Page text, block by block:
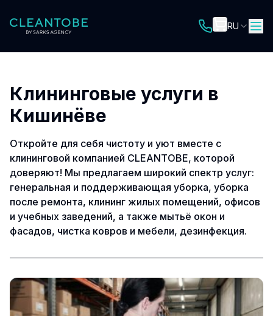
RU
Клининговые услуги в
Кишинёве
Откройте для себя чистоту и уют вместе с
клининговой компанией CLEANTOBE, которой
доверяют! Мы предлагаем широкий спектр услуг:
генеральная и поддерживающая уборка, уборка
после ремонта, клининг жилых помещений, офисов
и учебных заведений, а также мытьё окон и
фасадов, чистка ковров и мебели, дезинфекция.